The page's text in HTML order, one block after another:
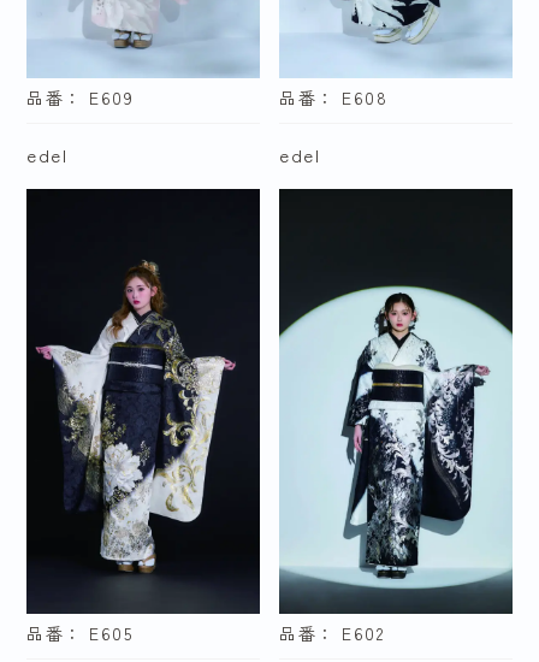
色で探す
水色・青
紫 ピンク
茶・ベージュ 黒・グレー
白
品番： E609
edel
品番： E608
edel
品番： E605 品番： E602